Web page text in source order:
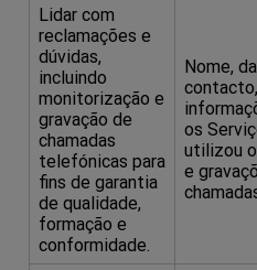
Lidar com
reclamações e
dúvidas,
incluindo
monitorização e
gravação de
chamadas
telefónicas para
fins de garantia
de qualidade,
formação e
conformidade.
Nome,
contacto,
os
utilizou
e